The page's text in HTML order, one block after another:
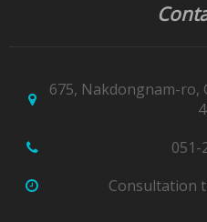
675, Nakdongnam-ro,
051-
Consultation